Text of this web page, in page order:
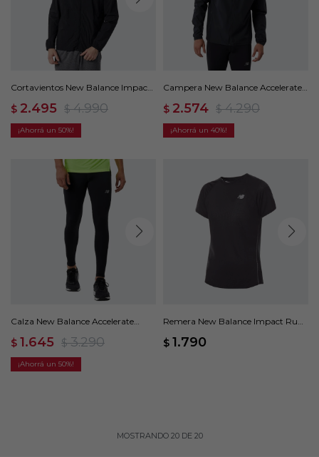
Cortavientos New Balance Impact
$ 2.495 $ 4.990
50
Campera New Balance Accelerate -
$ 2.574 $ 4.290
40
Calza New Balance Accelerate
$ 1.645 $ 3.290
50
Remera New Balance Impact Run
$ 1.790
MOSTRANDO 20DE 20